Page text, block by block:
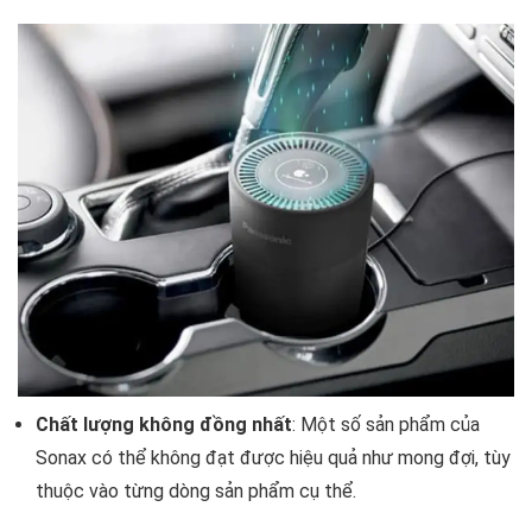
Chất lượng không đồng nhất: Một số sản phẩm của
Sonax có thể không đạt được hiệu quả như mong đợi, tùy
thuộc vào từng dòng sản phẩm cụ thể.